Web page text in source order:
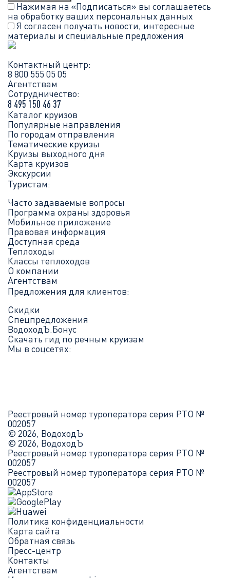
Нажимая на «Подписаться» вы соглашаетесь
на обработку ваших персональных данных
Я согласен получать новости, интересные
материалы и специальные предложения
Контактный центр:
8 800 555 05 05
Агентствам
Сотрудничество:
8 495 150 46 37
Каталог круизов
Популярные направления
По городам отправления
Тематические круизы
Круизы выходного дня
Карта круизов
Экскурсии
Туристам:
Часто задаваемые вопросы
Программа охраны здоровья
Мобильное приложение
Правовая информация
Доступная среда
Теплоходы
Классы теплоходов
О компании
Агентствам
Предложения для клиентов:
Скидки
Спецпредложения
ВодоходЪ.Бонус
Скачать гид по речным круизам
Мы в соцсетях:
Реестровый номер туроператора серия РТО №
002057
© 2026, ВодоходЪ
© 2026, ВодоходЪ
Реестровый номер туроператора серия РТО №
002057
Реестровый номер туроператора серия РТО №
002057
Политика конфиденциальности
Карта сайта
Обратная связь
Пресс-центр
Контакты
Агентствам